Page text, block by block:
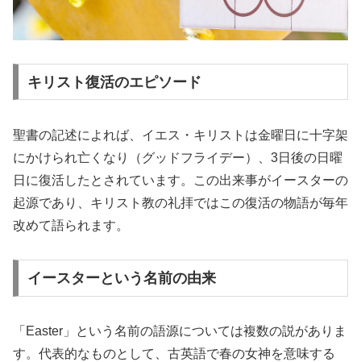
キリスト復活のエピソード
聖書の記述によれば、イエス・キリストは金曜日に十字架
にかけられ亡くなり（グッドフライデー）、3日後の日曜
日に復活したとされています。この出来事がイースターの
起源であり、キリスト教の礼拝ではこの復活の物語が毎年
改めて語られます。
イースターという名前の由来
「Easter」という名前の語源については複数の説がありま
す。代表的なものとして、古英語で春の女神を意味する